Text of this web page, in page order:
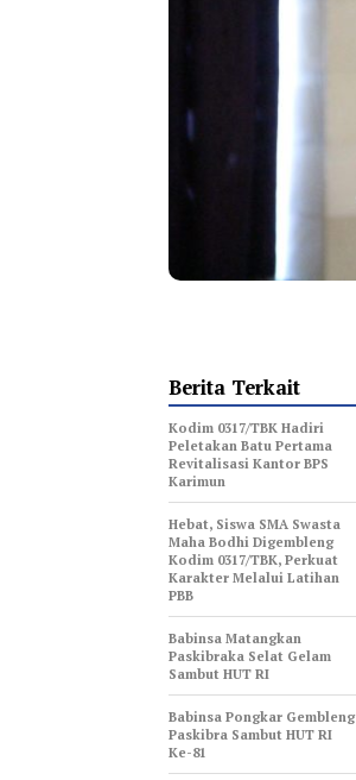
Berita Terkait
Kodim 0317/TBK Hadiri
Peletakan Batu Pertama
Revitalisasi Kantor BPS
Karimun
Hebat, Siswa SMA Swasta
Maha Bodhi Digembleng
Kodim 0317/TBK, Perkuat
Karakter Melalui Latihan
PBB
Babinsa Matangkan
Paskibraka Selat Gelam
Sambut HUT RI
Babinsa Pongkar Gembleng
Paskibra Sambut HUT RI
Ke-81